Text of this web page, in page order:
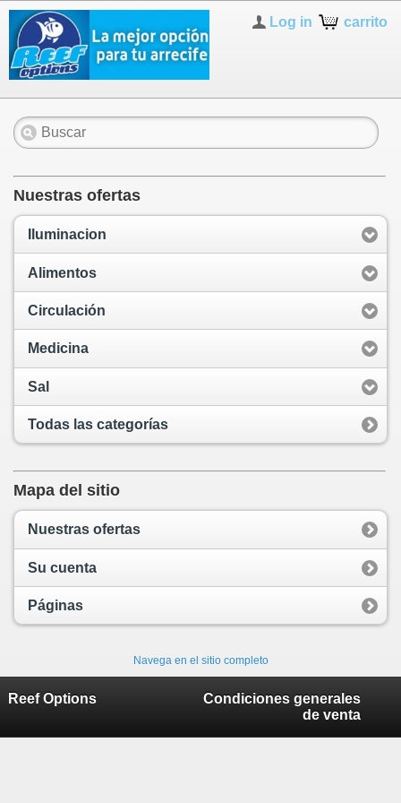
carrito
Log in
Nuestras ofertas
Iluminacion
Alimentos
Circulación
Medicina
Sal
Todas las categorías
Mapa del sitio
Nuestras ofertas
Su cuenta
Páginas
Navega en el sitio completo
Reef Options
Condiciones generales
de venta